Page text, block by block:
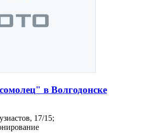
в Волгодонске
17/15;